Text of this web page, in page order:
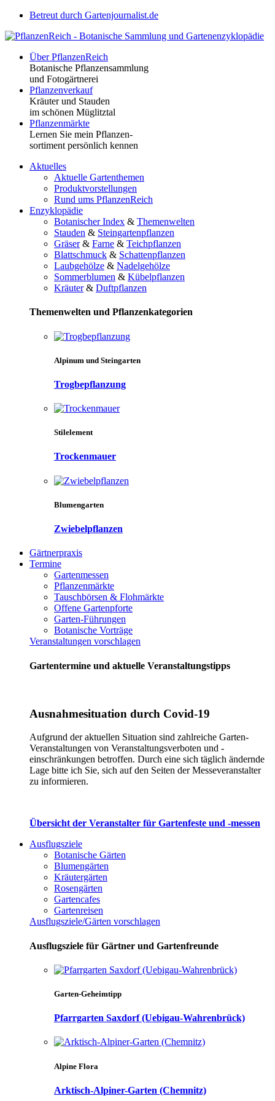
Betreut durch Gartenjournalist.de
Über PflanzenReich
Botanische Pflanzensammlung
und Fotogärtnerei
Pflanzenverkauf
Kräuter und Stauden
im schönen Müglitztal
Pflanzenmärkte
Lernen Sie mein Pflanzen-
sortiment persönlich kennen
Aktuelles
Aktuelle Gartenthemen
Produktvorstellungen
Rund ums PflanzenReich
Enzyklopädie
Botanischer Index & Themenwelten
Stauden & Steingartenpflanzen
Gräser& Farne & Teichpflanzen
Blattschmuck & Schattenpflanzen
Laubgehölze & Nadelgehölze
Sommerblumen & Kübelpflanzen
Kräuter& Duftpflanzen
Themenwelten und Pflanzenkategorien
Alpinum und Steingarten
Trogbepflanzung
Stilelement
Trockenmauer
Blumengarten
Zwiebelpflanzen
Gärtnerpraxis
Termine
Gartenmessen
Pflanzenmärkte
Tauschbörsen & Flohmärkte
Offene Gartenpforte
Garten-Führungen
Botanische Vorträge
Veranstaltungen vorschlagen
Gartentermine und aktuelle Veranstaltungstipps
Ausnahmesituation durch Covid-19
Aufgrund der aktuellen Situation sind zahlreiche Garten-
Veranstaltungen von Veranstaltungsverboten und -
einschränkungen betroffen. Durch eine sich täglich ändernde
Lage bitte ich Sie, sich auf den Seiten der Messeveranstalter
zu informieren.
Übersicht der Veranstalter für Gartenfeste und -messen
Ausflugsziele
Botanische Gärten
Blumengärten
Kräutergärten
Rosengärten
Gartencafes
Gartenreisen
Ausflugsziele/Gärten vorschlagen
Ausflugsziele für Gärtner und Gartenfreunde
Garten-Geheimtipp
Pfarrgarten Saxdorf (Uebigau-Wahrenbrück)
Alpine Flora
Arktisch-Alpiner-Garten (Chemnitz)